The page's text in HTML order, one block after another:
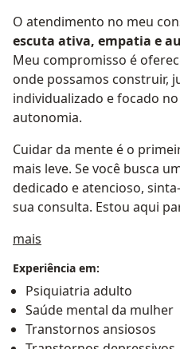
O atendimento no meu
escuta ativa, empatia e
Meu compromisso é
onde possamos construir,
individualizado e focado
autonomia.
Cuidar da mente é o
mais leve. Se você busca
dedicado e atencioso,
sua consulta. Estou aqui
mais
Experiência em:
Psiquiatria adulto
Saúde mental da mulher
Transtornos ansiosos